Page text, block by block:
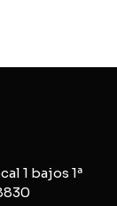
1 bajos 1ª